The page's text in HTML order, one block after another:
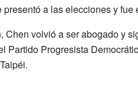
a las elecciones y fue
Chen volvió a ser abogado y
Partido Progresista